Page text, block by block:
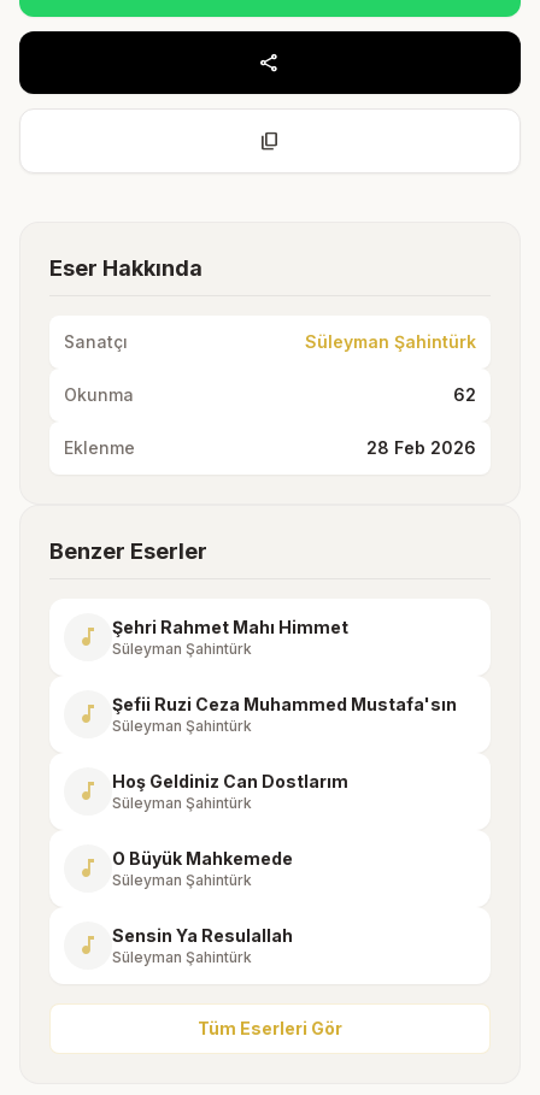
share
content_copy
Eser Hakkında
Sanatçı Süleyman Şahintürk
Okunma 62
Eklenme 28 Feb 2026
Benzer Eserler
music_note Şehri Rahmet Mahı Himmet
Süleyman Şahintürk
music_note Şefii Ruzi Ceza Muhammed Mustafa'sın
Süleyman Şahintürk
music_note Hoş Geldiniz Can Dostlarım
Süleyman Şahintürk
music_note O Büyük Mahkemede
Süleyman Şahintürk
music_note Sensin Ya Resulallah
Süleyman Şahintürk
Tüm Eserleri Gör